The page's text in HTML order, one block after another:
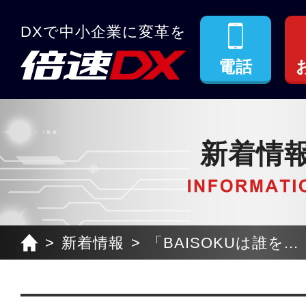
DXで中小企業に変革を
電話
新着情
新着情報 「BAISOKUは誰を...